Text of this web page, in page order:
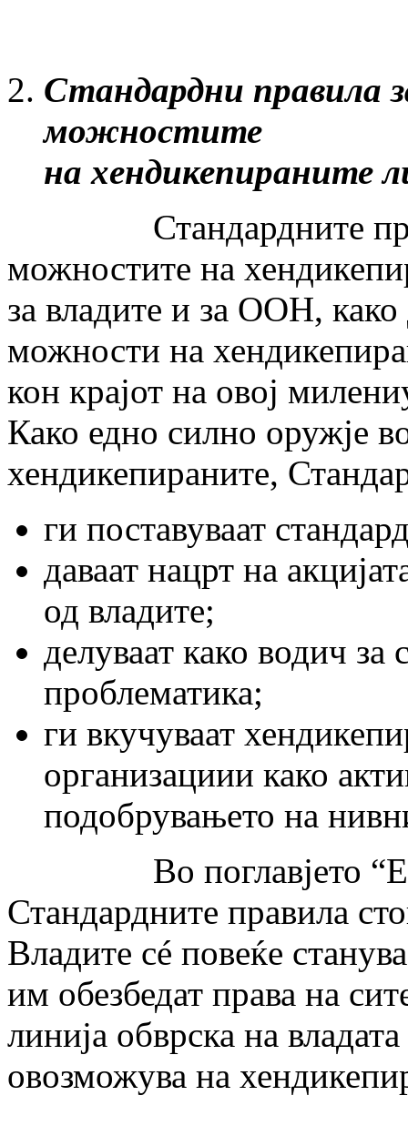
Стандардни правила
можностите
на хендикепираните
Стандардните
можностите на
за владите и за ООН, како
можности на
кон крајот на овој
Како едно силно оружје
хендикепираните,
ги поставуваат
даваат нацрт на
од владите;
делуваат како водич за
проблематика;
ги вкучуваат
организациии како
подобрувањето на
Во поглавјето
Стандардните правила
Владите сé повеќе
им обезбедат права на
линија обврска на
овозможува на